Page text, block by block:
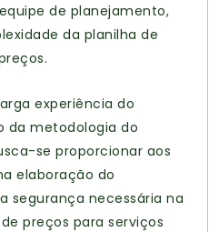
de planejamento,
da planilha de
experiência do
da metodologia do
se proporcionar aos
elaboração do
segurança necessária na
preços para serviços